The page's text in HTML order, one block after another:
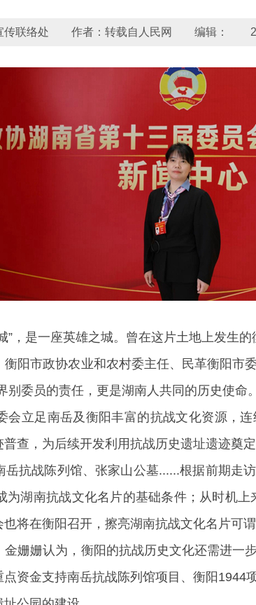
传联络处 作者：转载自人民网 编辑：
，是一座英雄之城。曾在这片土地上发生的
阳市政协农业和农村委主任、民革衡阳市
别委员的责任，更是湖南人共同的历史使命
会立足南岳及衡阳丰富的抗战文化资源，
查，为后续开发利用抗战历史遗址遗迹奠定
抗战陈列馆、张家山公墓......根据前期走
湖南抗战文化名片的基础条件；从时机
将在衡阳召开，擦亮湖南抗战文化名片可谓
姗姗认为，衡阳的抗战历史文化还需进一
资金支持南岳抗战陈列馆项目、衡阳1944